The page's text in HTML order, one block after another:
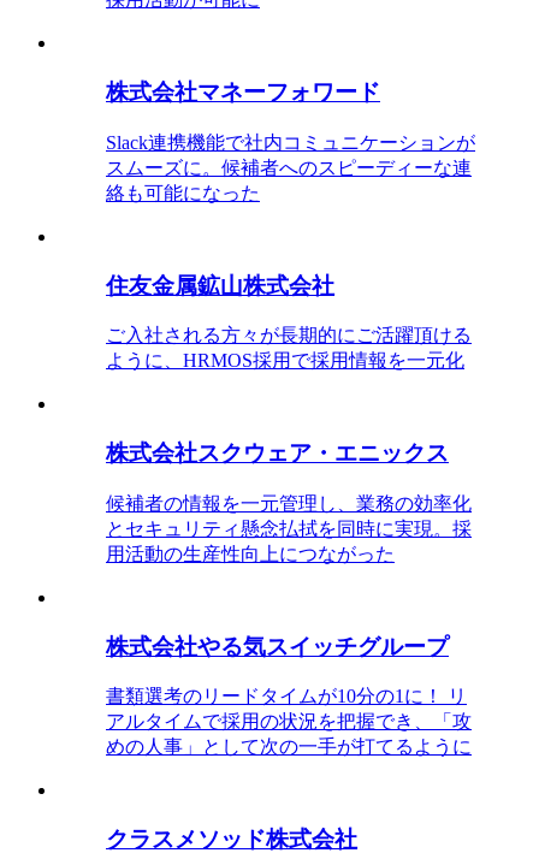
株式会社マネーフォワード
Slack連携機能で社内コミュニケーションが
スムーズに。候補者へのスピーディーな連
絡も可能になった
住友金属鉱山株式会社
ご入社される方々が長期的にご活躍頂ける
ように、HRMOS採用で採用情報を一元化
株式会社スクウェア・エニックス
候補者の情報を一元管理し、業務の効率化
とセキュリティ懸念払拭を同時に実現。採
用活動の生産性向上につながった
株式会社やる気スイッチグループ
書類選考のリードタイムが10分の1に！ リ
アルタイムで採用の状況を把握でき、「攻
めの人事」として次の一手が打てるように
クラスメソッド株式会社